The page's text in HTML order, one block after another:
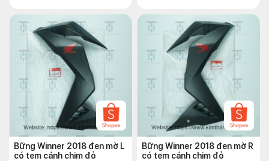
Bững Winner 2018 đen mờ L
có tem cánh chim đỏ
Bững Winner 2018 đen mờ R
có tem cánh chim đỏ